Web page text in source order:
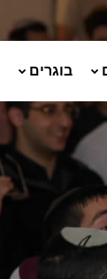
בוגרים